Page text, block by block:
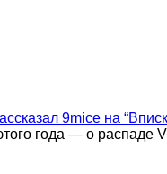
9mice на
года — о